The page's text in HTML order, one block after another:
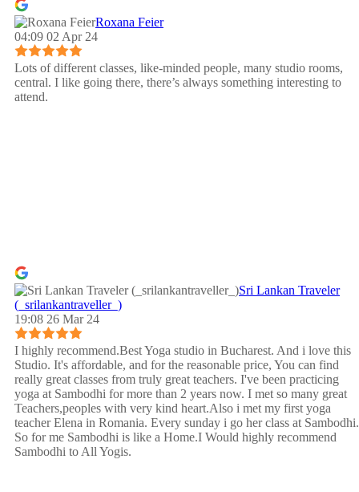
Roxana Feier
04:09 02 Apr 24
Lots of different classes, like-minded people, many studio rooms,
central. I like going there, there’s always something interesting to
attend.
Sri Lankan Traveler
(_srilankantraveller_)
19:08 26 Mar 24
I highly recommend.Best Yoga studio in Bucharest. And i love this
Studio. It's affordable, and for the reasonable price, You can find
really great classes from truly great teachers. I've been practicing
yoga at Sambodhi for more than 2 years now. I met so many great
Teachers,peoples with very kind heart.Also i met my first yoga
teacher Elena in Romania. Every sunday i go her class at Sambodhi.
So for me Sambodhi is like a Home.I Would highly recommend
Sambodhi to All Yogis.